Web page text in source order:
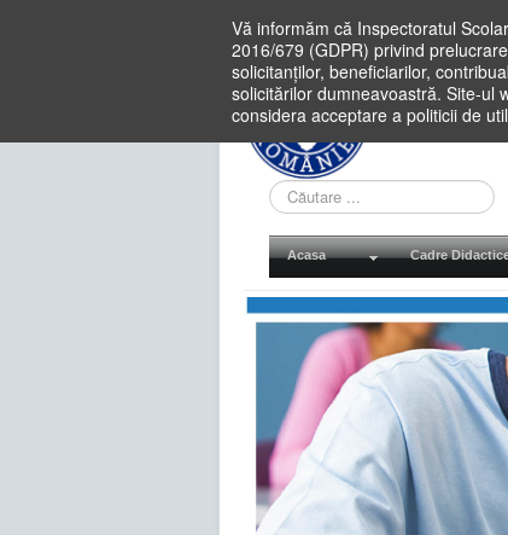
Vă informăm că Inspectoratul
2016/679 (GDPR) privind
solicitanților, beneficiarilor,
solicitărilor dumneavoastră. Site-ul
considera acceptare a politicii de
Cauta
in
site
Acasa Cadre